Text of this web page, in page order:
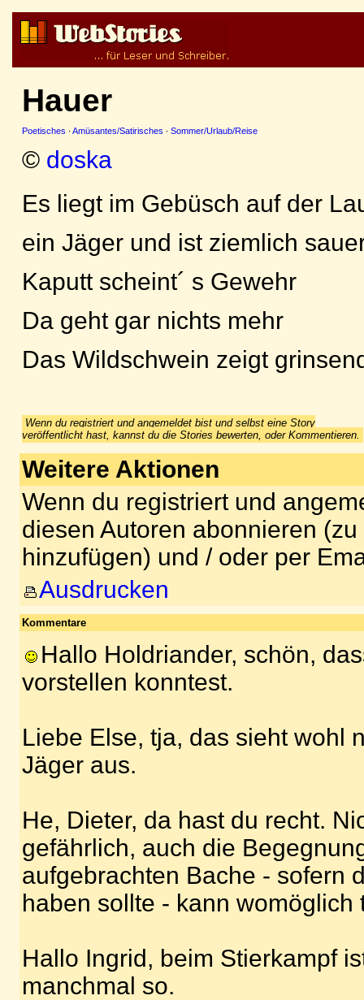
Hauer
Poetisches · Amüsantes/Satirisches · Sommer/Urlaub/Reise
© doska
Es liegt im Gebüsch auf der
ein Jäger und ist ziemlich
Kaputt scheint´ s Gewehr
Da geht gar nichts mehr
Das Wildschwein zeigt
Wenn du registriert und angemeldet bist und selbst eine Story
veröffentlicht hast, kannst du die Stories bewerten, oder Kommentieren.
Weitere Aktionen
Wenn du registriert und
diesen Autoren abonnieren
hinzufügen) und / oder per
Ausdrucken
Kommentare
Hallo Holdriander, schön,
vorstellen konntest.
Liebe Else, tja, das sieht wohl
Jäger aus.
He, Dieter, da hast du recht.
gefährlich, auch die
aufgebrachten Bache - sofern
haben sollte - kann womöglich
Hallo Ingrid, beim Stierkampf
manchmal so.